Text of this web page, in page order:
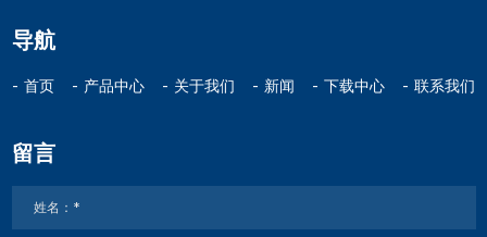
导航
首页 产品中心 关于我们 新闻 下载中心 联系我们
留言